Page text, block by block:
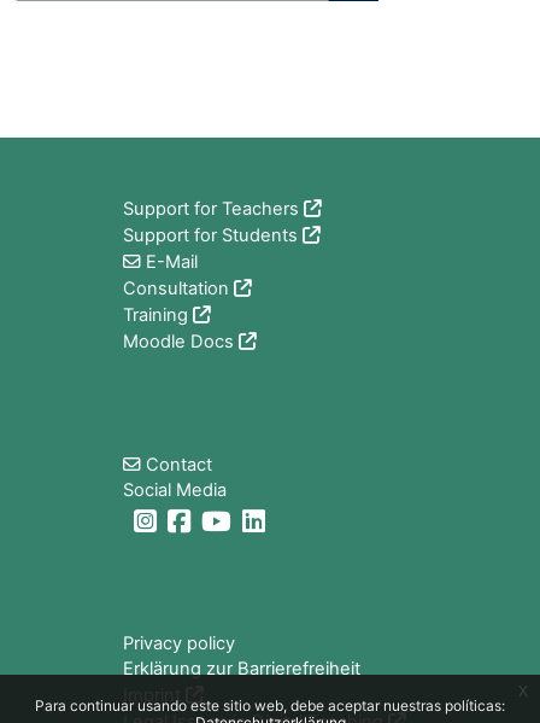
Para continuar usando este sitio web, debe aceptar nuestras políticas:
x
Support for Teachers
Support for Students
E-Mail
Consultation
Training
Moodle Docs
Contact
Social Media
Privacy policy
Erklärung zur Barrierefreiheit
Imprint